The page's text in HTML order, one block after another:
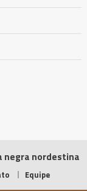
negra nordestina
Equipe